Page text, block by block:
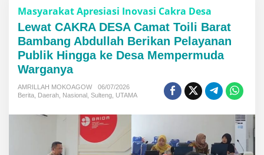
DESA
Camat
Toili
Barat
Bambang
Abdullah
Pelayanan
Publik
ke
Mempermuda
Warganya
Masyarakat Apresiasi Inovasi Cakra Desa
Lewat CAKRA DESA Camat Toili Barat
Bambang Abdullah Berikan Pelayanan
Publik Hingga ke Desa Mempermuda
Warganya
AMRILLAH MOKOAGOW
06/07/2026
Berita Daerah Nasional Sulteng UTAMA